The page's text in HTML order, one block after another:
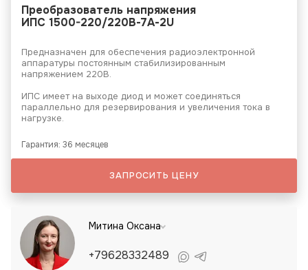
Преобразователь напряжения
ИПС 1500-220/220В-7А-2U
Предназначен для обеспечения радиоэлектронной
аппаратуры постоянным стабилизированным
напряжением 220В.
ИПС имеет на выходе диод и может соединяться
параллельно для резервирования и увеличения тока в
нагрузке.
Гарантия: 36 месяцев
ЗАПРОСИТЬ ЦЕНУ
Митина Оксана
+79628332489